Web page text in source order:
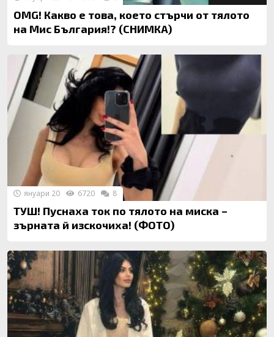
OMG! Какво е това, което стърчи от тялото
на Мис България!? (СНИМКА)
ТУШ! Пуснаха ток по тялото на миска –
зърната й изскочиха! (ФОТО)
януари 20 6720 8